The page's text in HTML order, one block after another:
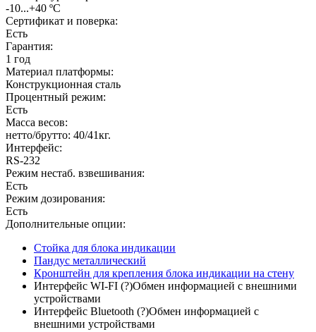
-10...+40 ºС
Сертификат и поверка:
Есть
Гарантия:
1 год
Материал платформы:
Конструкционная сталь
Процентный режим:
Есть
Масса весов:
нетто/брутто: 40/41кг.
Интерфейс:
RS-232
Режим нестаб. взвешивания:
Есть
Режим дозирования:
Есть
Дополнительные опции:
Стойка для блока индикации
Пандус металлический
Кронштейн для крепления блока индикации на стену
Интерфейс WI-FI (?)Обмен информацией с внешними
устройствами
Интерфейс Bluetooth (?)Обмен информацией с
внешними устройствами